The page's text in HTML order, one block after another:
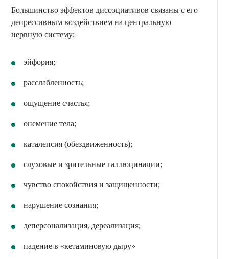
Большинство эффектов диссоциативов связаны с его
депрессивным воздействием на центральную
нервную систему:
эйфория;
расслабленность;
ощущение счастья;
онемение тела;
каталепсия (обездвиженность);
слуховые и зрительные галлюцинации;
чувство спокойствия и защищенности;
нарушение сознания;
деперсонализация, дереализация;
падение в «кетаминовую дыру»